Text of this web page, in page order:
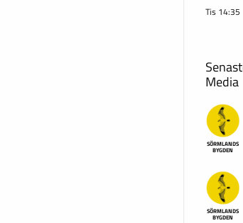
Tis 14:35
Media
SÖRMLANDS
BYGDEN
SÖRMLANDS
BYGDEN